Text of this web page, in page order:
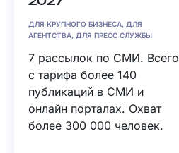
ДЛЯ КРУПНОГО БИЗНЕСА, ДЛЯ
АГЕНТСТВА, ДЛЯ ПРЕСС СЛУЖБЫ
7 рассылок по СМИ. Всего
с тарифа более 140
публикаций в СМИ и
онлайн порталах. Охват
более 300 000 человек.